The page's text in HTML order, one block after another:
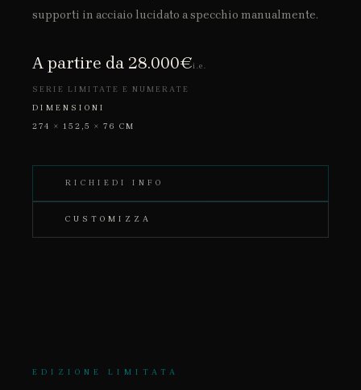
supporti in acciaio lucidato a specchio manualmente.
A partire da 28.000€i.e.
SERIE LIMITATE E NUMERATE
DIMENSIONI
274 × 152,5 × 76 CM
RICHIEDI INFO
CUSTOMIZZA
EDIZIONE LIMITATA